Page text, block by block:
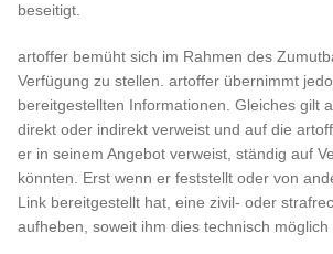
beseitigt.
artoffer bemüht sich im Rahmen des
Verfügung zu stellen. artoffer übernimmt
bereitgestellten Informationen. Gleiches gilt
direkt oder indirekt verweist und auf die
er in seinem Angebot verweist, ständig auf
könnten. Erst wenn er feststellt oder von
Link bereitgestellt hat, eine zivil- oder
aufheben, soweit ihm dies technisch möglich